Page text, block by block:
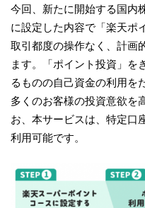
今回、新たに開始する国内
に設定した内容で「楽天ポ
取引都度の操作なく、計画
ます。「ポイント投資」を
るものの自己資金の利用を
多くのお客様の投資意欲を
お、本サービスは、特定口
利用可能です。